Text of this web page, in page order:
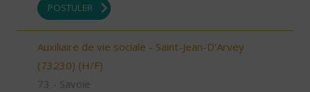
POSTULER
Auxiliaire de vie sociale - Saint-Jean-D'Arvey
(73230) (H/F)
73 - Savoie